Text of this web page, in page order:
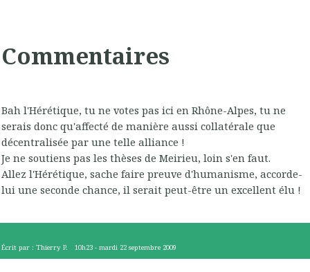
Commentaires
Bah l'Hérétique, tu ne votes pas ici en Rhône-Alpes, tu ne
serais donc qu'affecté de manière aussi collatérale que
décentralisée par une telle alliance !
Je ne soutiens pas les thèses de Meirieu, loin s'en faut.
Allez l'Hérétique, sache faire preuve d'humanisme, accorde-
lui une seconde chance, il serait peut-être un excellent élu !
Écrit par : Thierry P. 10h23 -mardi 22 septembre 2009